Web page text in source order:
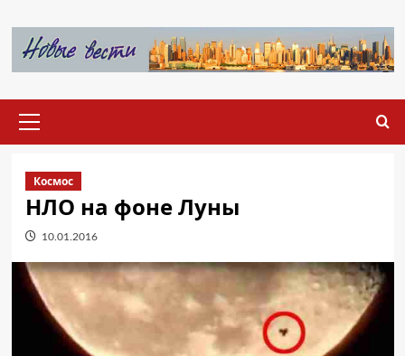
содержимому
меню
Космос
НЛО на фоне Луны
10.01.2016